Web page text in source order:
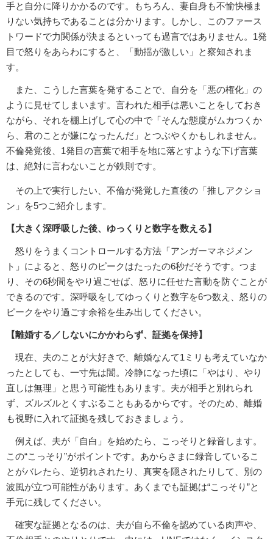
手と自分に降りかかるのです。もちろん、妻自身も不愉快極ま
りない気持ちであることは分かります。しかし、このファース
トワードで力関係が決まるといっても過言ではありません。1発
目で怒りをあらわにすると、「動揺が激しい」と察知されま
す。
また、こうした言葉を発することで、自分を「悪の権化」の
ように見せてしまいます。言われた相手は悪いことをしておき
ながら、それを棚上げして心の中で「そんな態度がムカつくか
ら、君のことが嫌になったんだ」とつぶやくかもしれません。
不倫発覚後、1発目の言葉で相手を地に落とすような下げ言葉
は、絶対に言わないことが鉄則です。
その上で実行したい、不倫が発覚した直後の「推しアクショ
ン」を5つご紹介します。
【大きく深呼吸した後、ゆっくりと数字を数える】
怒りをうまくコントロールする方法「アンガーマネジメン
ト」によると、怒りのピークはたったの6秒だそうです。つま
り、その6秒間をやり過ごせば、怒りに任せた言動を防ぐことが
できるのです。深呼吸をしてゆっくりと数字を6つ数え、怒りの
ピークをやり過ごす余裕を生み出してください。
【離婚する／しないにかかわらず、証拠を保持】
現在、夫のことが大好きで、離婚なんて1ミリも考えていなか
ったとしても、一寸先は闇。冷静になった頃に「やはり、やり
直しは無理」と思う可能性もあります。夫が相手と別れられ
ず、ズルズルとくすぶることもあるからです。そのため、離婚
も視野に入れて証拠を残しておきましょう。
例えば、夫が「自白」を始めたら、こっそりと録音します。
この“こっそり”がポイントです。あからさまに録音しているこ
とがバレたら、逆切れされたり、真実を隠されたりして、別の
波風が立つ可能性があります。あくまでも証拠は“こっそり”と
手元に残してください。
確実な証拠となるのは、夫が自ら不倫を認めている肉声や、